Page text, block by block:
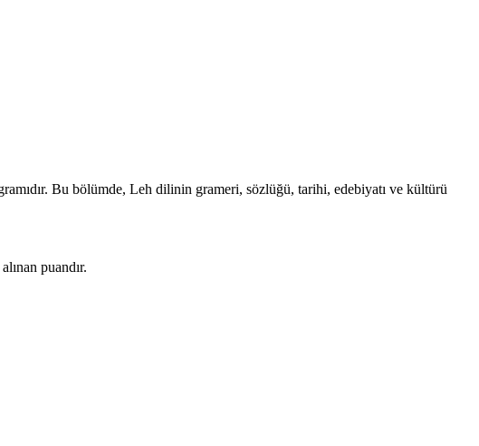
Bu bölümde, Leh dilinin grameri, sözlüğü, tarihi, edebiyatı ve kültürü
puandır.